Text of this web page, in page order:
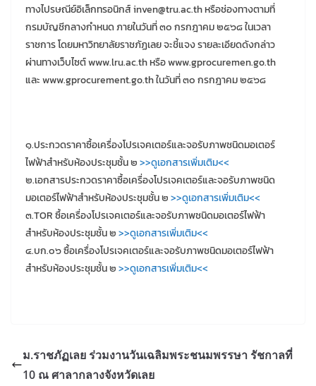
ทางไปรษณีย์อิเล็กทรอนิกส์ inven@tru.ac.th หรือช่องทางตามที่
กรมบัญชีกลางกำหนด ภายในวันที่ ๓๐ กรกฎาคม ๒๕๖๘ ในเวลา
ราชการ โดยมหาวิทยาลัยราชภัฏเลย จะชี้แจง รายละเอียดดังกล่าว
ผ่านทางเว็บไซต์ www.lru.ac.th หรือ www.gprocuremen.go.th
และ www.gprocurement.go.th ในวันที่ ๓๐ กรกฎาคม ๒๕๖๘
๑.ประกวดราคาซื้อเครื่องโปรเจคเตอร์และจอรับภาพชนิดมอเตอร์
ไฟฟ้าสำหรับห้องประชุมชั้น ๒>>ดูเอกสารเพิ่มเติม<<
๒.เอกสารประกวดราคาซื้อเครื่องโปรเจคเตอร์และจอรับภาพชนิด
มอเตอร์ไฟฟ้าสำหรับห้องประชุมชั้น ๒>>ดูเอกสารเพิ่มเติม<<
๓.TOR ซื้อเครื่องโปรเจคเตอร์และจอรับภาพชนิดมอเตอร์ไฟฟ้า
สำหรับห้องประชุมชั้น ๒>>ดูเอกสารเพิ่มเติม<<
๔.บก.๐๖ ซื้อเครื่องโปรเจคเตอร์และจอรับภาพชนิดมอเตอร์ไฟฟ้า
สำหรับห้องประชุมชั้น ๒>>ดูเอกสารเพิ่มเติม<<
ม.ราชภัฏเลย ร่วมงานวันเฉลิมพระชนมพรรษา รัชกาลที่
10 ณ ศาลากลางจังหวัดเลย